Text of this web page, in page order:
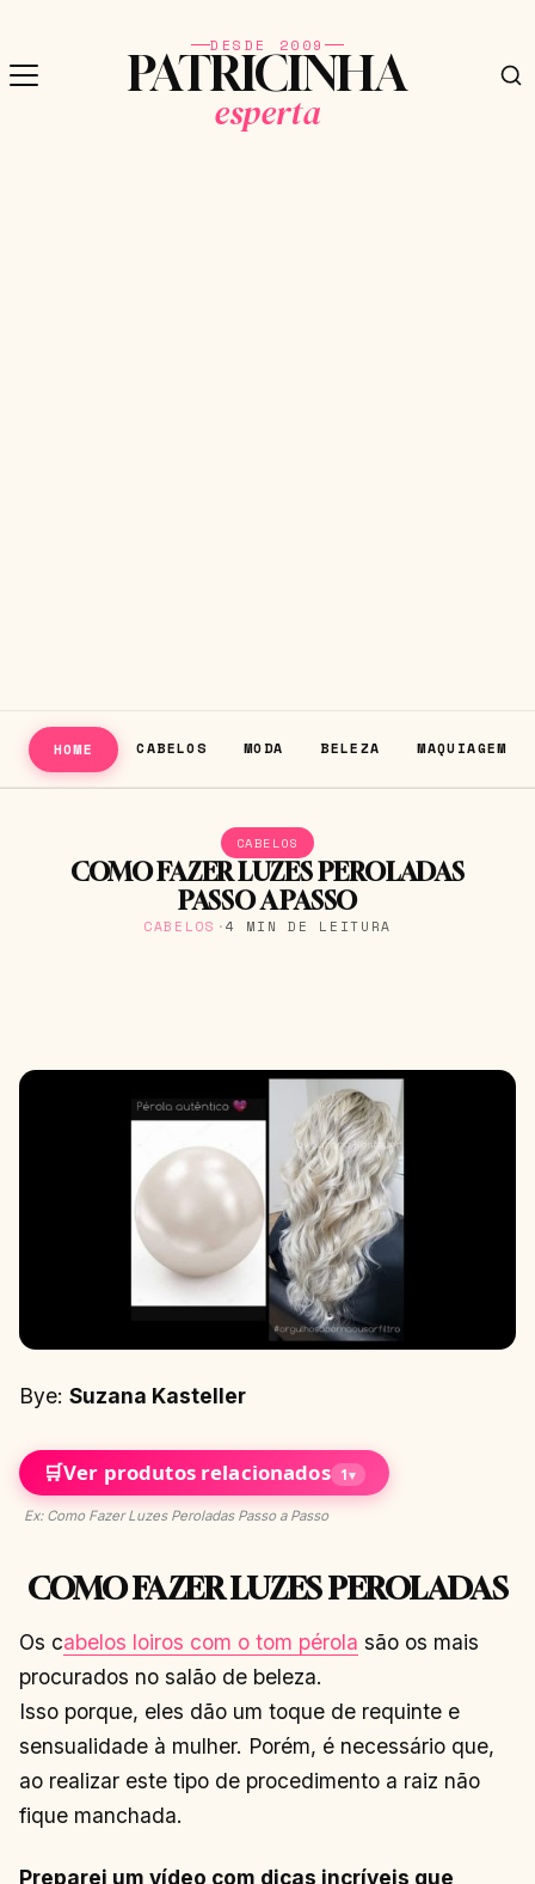
DESDE 2009
PATRICINHA
esperta
HOME CABELOS MODA BELEZA MAQUIAGEM
CABELOS
COMO FAZER LUZES PEROLADAS
PASSO A PASSO
CABELOS ·4 MIN DE LEITURA
Bye: Suzana Kasteller
🛒Ver produtos relacionados 1▾
Ex: Como Fazer Luzes Peroladas Passo a Passo
COMO FAZER LUZES PEROLADAS
Os cabelos loiros com o tom pérola são os mais
procurados no salão de beleza.
Isso porque, eles dão um toque de requinte e
sensualidade à mulher. Porém, é necessário que,
ao realizar este tipo de procedimento a raiz não
fique manchada.
Preparei um vídeo com dicas incríveis que